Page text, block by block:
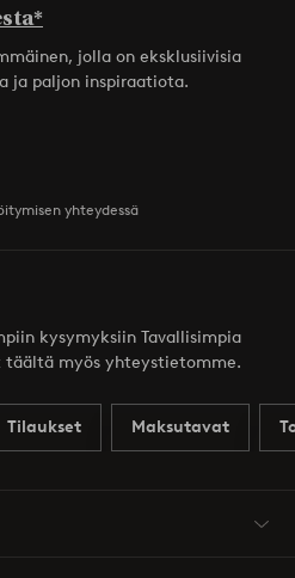
jolla on eksklusiivisia
ja paljon inspiraatiota.
yhteydessä
kysymyksiin Tavallisimpia
täältä myös yhteystietomme.
Tilaukset Maksutavat